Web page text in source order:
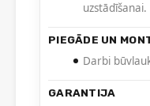
uzstādīšanai.
PIEGĀDE UN
Darbi
GARANTIJA